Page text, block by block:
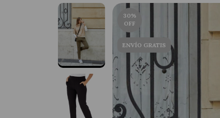
30%
OFF
ENVÍO GRATIS